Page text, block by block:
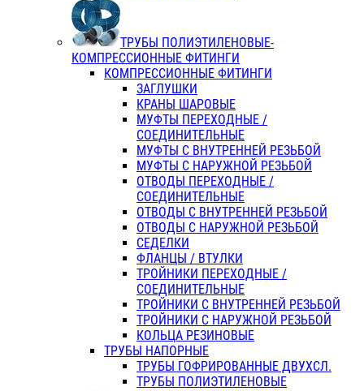
ТРУБЫ ПОЛИЭТИЛЕНОВЫЕ-
КОМПРЕССИОННЫЕ ФИТИНГИ
КОМПРЕССИОННЫЕ ФИТИНГИ
ЗАГЛУШКИ
КРАНЫ ШАРОВЫЕ
МУФТЫ ПЕРЕХОДНЫЕ /
СОЕДИНИТЕЛЬНЫЕ
МУФТЫ С ВНУТРЕННЕЙ РЕЗЬБОЙ
МУФТЫ С НАРУЖНОЙ РЕЗЬБОЙ
ОТВОДЫ ПЕРЕХОДНЫЕ /
СОЕДИНИТЕЛЬНЫЕ
ОТВОДЫ С ВНУТРЕННЕЙ РЕЗЬБОЙ
ОТВОДЫ С НАРУЖНОЙ РЕЗЬБОЙ
СЕДЕЛКИ
ФЛАНЦЫ / ВТУЛКИ
ТРОЙНИКИ ПЕРЕХОДНЫЕ /
СОЕДИНИТЕЛЬНЫЕ
ТРОЙНИКИ С ВНУТРЕННЕЙ РЕЗЬБОЙ
ТРОЙНИКИ С НАРУЖНОЙ РЕЗЬБОЙ
КОЛЬЦА РЕЗИНОВЫЕ
ТРУБЫ НАПОРНЫЕ
ТРУБЫ ГОФРИРОВАННЫЕ ДВУХСЛ.
ТРУБЫ ПОЛИЭТИЛЕНОВЫЕ